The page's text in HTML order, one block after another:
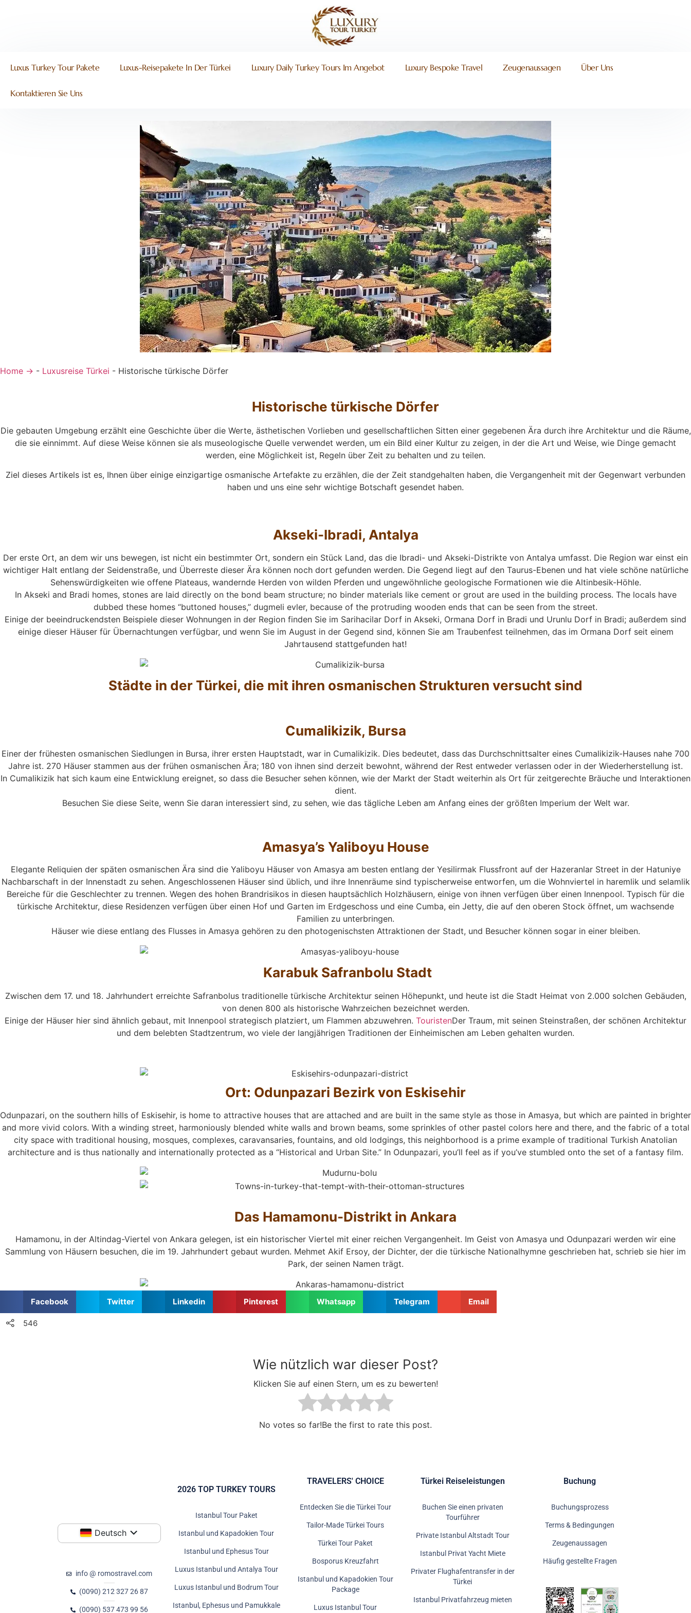
Luxus Turkey Tour Pakete Luxus-Reisepakete In Der Türkei Luxury Daily Turkey Tours Im Angebot Luxury Bespoke Travel Zeugenaussagen Über Uns
Kontaktieren Sie Uns
Home → - Luxusreise Türkei - Historische türkische Dörfer
Historische türkische Dörfer
Die gebauten Umgebung erzählt eine Geschichte über die Werte, ästhetischen Vorlieben und gesellschaftlichen Sitten einer gegebenen Ära durch ihre Architektur und die Räume,
die sie einnimmt. Auf diese Weise können sie als museologische Quelle verwendet werden, um ein Bild einer Kultur zu zeigen, in der die Art und Weise, wie Dinge gemacht
werden, eine Möglichkeit ist, Regeln über Zeit zu behalten und zu teilen.
Ziel dieses Artikels ist es, Ihnen über einige einzigartige osmanische Artefakte zu erzählen, die der Zeit standgehalten haben, die Vergangenheit mit der Gegenwart verbunden
haben und uns eine sehr wichtige Botschaft gesendet haben.
Akseki-Ibradi, Antalya
Der erste Ort, an dem wir uns bewegen, ist nicht ein bestimmter Ort, sondern ein Stück Land, das die Ibradi- und Akseki-Distrikte von Antalya umfasst. Die Region war einst ein
wichtiger Halt entlang der Seidenstraße, und Überreste dieser Ära können noch dort gefunden werden. Die Gegend liegt auf den Taurus-Ebenen und hat viele schöne natürliche
Sehenswürdigkeiten wie offene Plateaus, wandernde Herden von wilden Pferden und ungewöhnliche geologische Formationen wie die Altinbesik-Höhle.
In Akseki and Bradi homes, stones are laid directly on the bond beam structure; no binder materials like cement or grout are used in the building process. The locals have
dubbed these homes “buttoned houses,” dugmeli evler, because of the protruding wooden ends that can be seen from the street.
Einige der beeindruckendsten Beispiele dieser Wohnungen in der Region finden Sie im Sarihacilar Dorf in Akseki, Ormana Dorf in Bradi und Urunlu Dorf in Bradi; außerdem sind
einige dieser Häuser für Übernachtungen verfügbar, und wenn Sie im August in der Gegend sind, können Sie am Traubenfest teilnehmen, das im Ormana Dorf seit einem
Jahrtausend stattgefunden hat!
Städte in der Türkei, die mit ihren osmanischen Strukturen versucht sind
Cumalikizik, Bursa
Einer der frühesten osmanischen Siedlungen in Bursa, ihrer ersten Hauptstadt, war in Cumalikizik. Dies bedeutet, dass das Durchschnittsalter eines Cumalikizik-Hauses nahe 700
Jahre ist. 270 Häuser stammen aus der frühen osmanischen Ära; 180 von ihnen sind derzeit bewohnt, während der Rest entweder verlassen oder in der Wiederherstellung ist.
In Cumalikizik hat sich kaum eine Entwicklung ereignet, so dass die Besucher sehen können, wie der Markt der Stadt weiterhin als Ort für zeitgerechte Bräuche und Interaktionen
dient.
Besuchen Sie diese Seite, wenn Sie daran interessiert sind, zu sehen, wie das tägliche Leben am Anfang eines der größten Imperium der Welt war.
Amasya’s Yaliboyu House
Elegante Reliquien der späten osmanischen Ära sind die Yaliboyu Häuser von Amasya am besten entlang der Yesilirmak Flussfront auf der Hazeranlar Street in der Hatuniye
Nachbarschaft in der Innenstadt zu sehen. Angeschlossenen Häuser sind üblich, und ihre Innenräume sind typischerweise entworfen, um die Wohnviertel in haremlik und selamlik
Bereiche für die Geschlechter zu trennen. Wegen des hohen Brandrisikos in diesen hauptsächlich Holzhäusern, einige von ihnen verfügen über einen Innenpool. Typisch für die
türkische Architektur, diese Residenzen verfügen über einen Hof und Garten im Erdgeschoss und eine Cumba, ein Jetty, die auf den oberen Stock öffnet, um wachsende
Familien zu unterbringen.
Häuser wie diese entlang des Flusses in Amasya gehören zu den photogenischsten Attraktionen der Stadt, und Besucher können sogar in einer bleiben.
Karabuk Safranbolu Stadt
Zwischen dem 17. und 18. Jahrhundert erreichte Safranbolus traditionelle türkische Architektur seinen Höhepunkt, und heute ist die Stadt Heimat von 2.000 solchen Gebäuden,
von denen 800 als historische Wahrzeichen bezeichnet werden.
Einige der Häuser hier sind ähnlich gebaut, mit Innenpool strategisch platziert, um Flammen abzuwehren. TouristenDer Traum, mit seinen Steinstraßen, der schönen Architektur
und dem belebten Stadtzentrum, wo viele der langjährigen Traditionen der Einheimischen am Leben gehalten wurden.
Ort: Odunpazari Bezirk von Eskisehir
Odunpazari, on the southern hills of Eskisehir, is home to attractive houses that are attached and are built in the same style as those in Amasya, but which are painted in brighter
and more vivid colors. With a winding street, harmoniously blended white walls and brown beams, some sprinkles of other pastel colors here and there, and the fabric of a total
city space with traditional housing, mosques, complexes, caravansaries, fountains, and old lodgings, this neighborhood is a prime example of traditional Turkish Anatolian
architecture and is thus nationally and internationally protected as a “Historical and Urban Site.” In Odunpazari, you’ll feel as if you’ve stumbled onto the set of a fantasy film.
Das Hamamonu-Distrikt in Ankara
Hamamonu, in der Altindag-Viertel von Ankara gelegen, ist ein historischer Viertel mit einer reichen Vergangenheit. Im Geist von Amasya und Odunpazari werden wir eine
Sammlung von Häusern besuchen, die im 19. Jahrhundert gebaut wurden. Mehmet Akif Ersoy, der Dichter, der die türkische Nationalhymne geschrieben hat, schrieb sie hier im
Park, der seinen Namen trägt.
Facebook Twitter Linkedin Pinterest Whatsapp Telegram Email
546
Wie nützlich war dieser Post?
Klicken Sie auf einen Stern, um es zu bewerten!
No votes so far!Be the first to rate this post.
Deutsch
info @ romostravel.com
(0090) 212 327 26 87
(0090) 537 473 99 56
2026 TOP TURKEY TOURS
Istanbul Tour Paket
Istanbul und Kapadokien Tour
Istanbul und Ephesus Tour
Luxus Istanbul und Antalya Tour
Luxus Istanbul und Bodrum Tour
Istanbul, Ephesus und Pamukkale
TRAVELERS' CHOICE
Entdecken Sie die Türkei Tour
Tailor-Made Türkei Tours
Türkei Tour Paket
Bosporus Kreuzfahrt
Istanbul und Kapadokien Tour
Package
Luxus Istanbul Tour
Türkei Reiseleistungen
Buchen Sie einen privaten
Tourführer
Private Istanbul Altstadt Tour
Istanbul Privat Yacht Miete
Privater Flughafentransfer in der
Türkei
Istanbul Privatfahrzeug mieten
Buchung
Buchungsprozess
Terms & Bedingungen
Zeugenaussagen
Häufig gestellte Fragen